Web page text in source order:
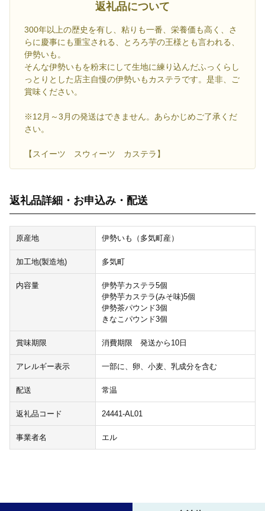
返礼品について
300年以上の歴史を有し、粘りも一番、栄養価も高く、さ
らに慶事にも重宝される、とろろ芋の王様とも言われる、
伊勢いも。
そんな伊勢いもを粉末にして生地に練り込んだふっくらし
っとりとした店主自慢の伊勢いもカステラです。是非、ご
賞味ください。
※12月～3月の発送はできません。あらかじめご了承くだ
さい。
【スイーツ スウィーツ カステラ】
返礼品詳細・お申込み・配送
原産地 伊勢いも（多気町産）
加工地(製造地) 多気町
内容量
伊勢芋カステラ5個
伊勢芋カステラ(みそ味)5個
伊勢茶パウンド3個
きなこパウンド3個
賞味期限 消費期限 発送から10日
アレルギー表示 一部に、卵、小麦、乳成分を含む
配送 常温
返礼品コード 24441-AL01
事業者名 エル